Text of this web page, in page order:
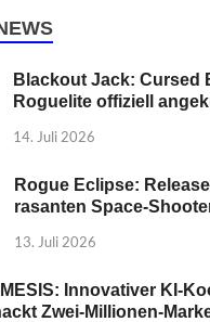
Blackout Jack: Cursed
Roguelite offiziell
14. Juli 2026
Rogue Eclipse:
rasanten Space-
13. Juli 2026
Innovativer KI-
Zwei-Millionen-